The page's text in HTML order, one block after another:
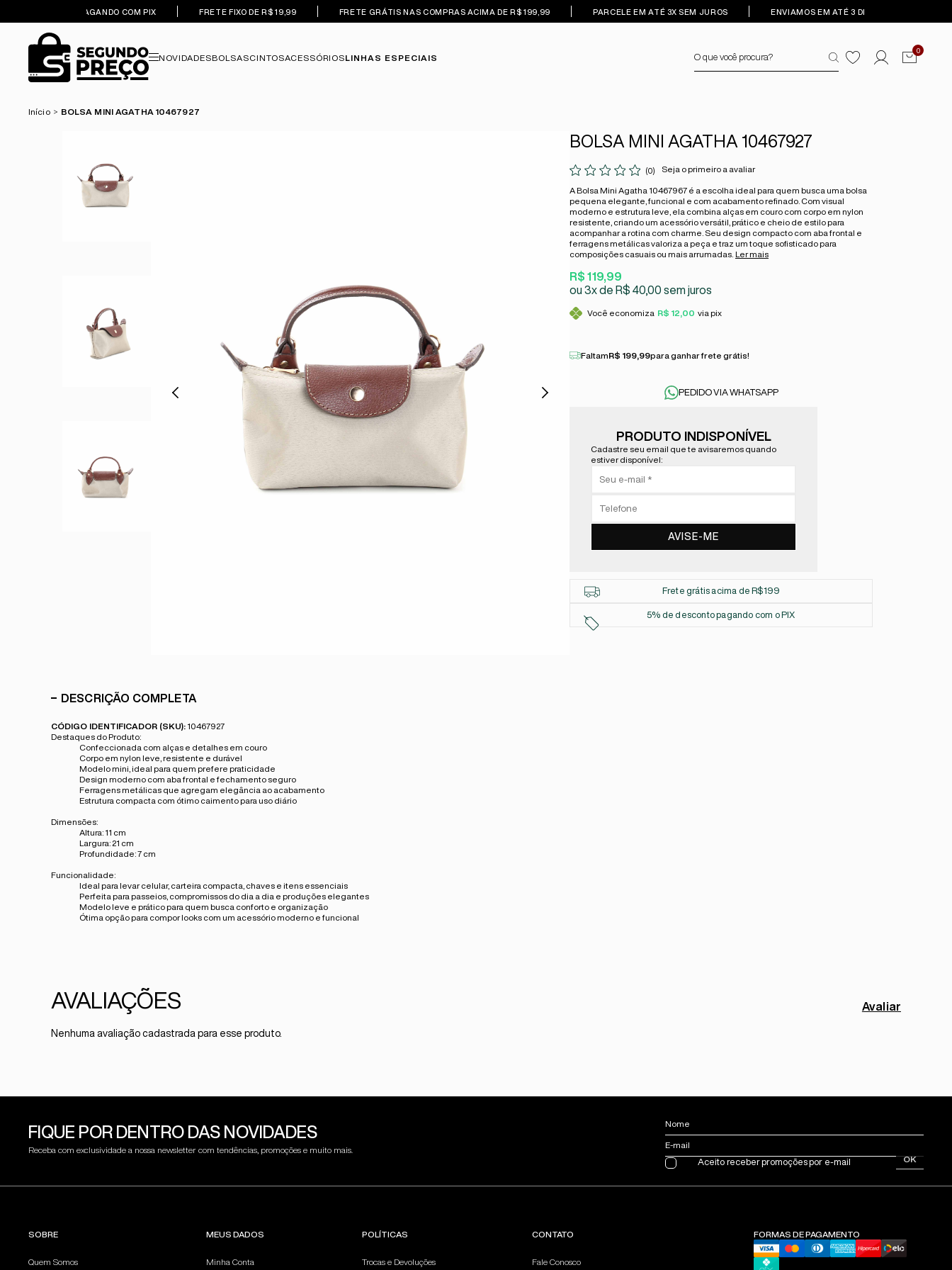
5% OFF PAGANDO COM PIX FRETE FIXO DE R$ 19,99 FRETE GRÁTIS NAS COMPRAS ACIMA DE R$ 199,99 PARCELE EM ATÉ 3X SEM JUROS ENVIAMOS EM ATÉ 3 DIAS ÚTEIS
NOVIDADESBOLSASCINTOSACESSÓRIOSLINHAS ESPECIAIS
0
Início BOLSA MINI AGATHA 10467927
BOLSA MINI AGATHA 10467927
(0) Seja o primeiro a avaliar
A Bolsa Mini Agatha 10467967 é a escolha ideal para quem busca uma bolsa
pequena elegante, funcional e com acabamento refinado. Com visual
moderno e estrutura leve, ela combina alças em couro com corpo em nylon
resistente, criando um acessório versátil, prático e cheio de estilo para
acompanhar a rotina com charme. Seu design compacto com aba frontal e
ferragens metálicas valoriza a peça e traz um toque sofisticado para
composições casuais ou mais arrumadas. Ler mais
R$ 119,99
3x
R$ 40,00 sem juros
Você economiza R$ 12,00 via pix
FaltamR$ 199,99para ganhar frete grátis!
PEDIDO VIA WHATSAPP
PRODUTO INDISPONÍVEL
Cadastre seu email que te avisaremos quando
estiver disponível:
AVISE-ME
Frete grátis acima de R$199
5% de desconto pagando com o PIX
DESCRIÇÃO COMPLETA
CÓDIGO IDENTIFICADOR (SKU): 10467927
Destaques do Produto:
Confeccionada com alças e detalhes em couro
Corpo em nylon leve, resistente e durável
Modelomini , ideal para quem prefere praticidade
Design moderno com aba frontal e fechamento seguro
Ferragens metálicas que agregam elegância ao acabamento
Estrutura compacta com ótimo caimento para uso diário
Dimensões:
Altura: 11 cm
Largura: 21 cm
Profundidade:7 cm
Funcionalidade:
Ideal para levarcelular, carteira compacta, chaves e itens essenciais
Perfeita para passeios, compromissos do dia a dia e produções elegantes
Modelo leve e prático para quem busca conforto e organização
Ótima opção para compor looks com um acessóriomoderno e funcional
Avaliar
Nenhuma avaliação cadastrada para esse produto.
FIQUE POR DENTRO DAS NOVIDADES
Receba com exclusividade a nossa newsletter com tendências, promoções e muito mais.
Nome
E-mail
OK
Aceito receber promoções por e-mail
SOBRE
Quem Somos
MEUS DADOS
Minha Conta
POLÍTICAS
Trocas e Devoluções
CONTATO
Fale Conosco
FORMAS DE PAGAMENTO